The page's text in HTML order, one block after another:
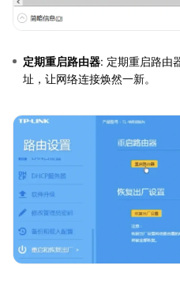
定期重启路由器: 定期重启路由
址，让网络连接焕然一新。